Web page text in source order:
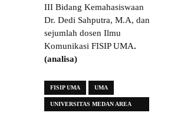
III Bidang Kemahasiswaan
Dr. Dedi Sahputra, M.A, dan
sejumlah dosen Ilmu
Komunikasi FISIP UMA.
(analisa)
FISIP UMA UMA
UNIVERSITAS MEDAN AREA